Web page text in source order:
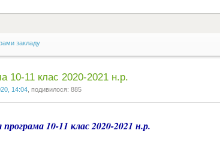
закладу
10-11 клас 2020-2021 н.р.
14:04 , подивилося: 885
10-11 клас 2020-2021 н.р.